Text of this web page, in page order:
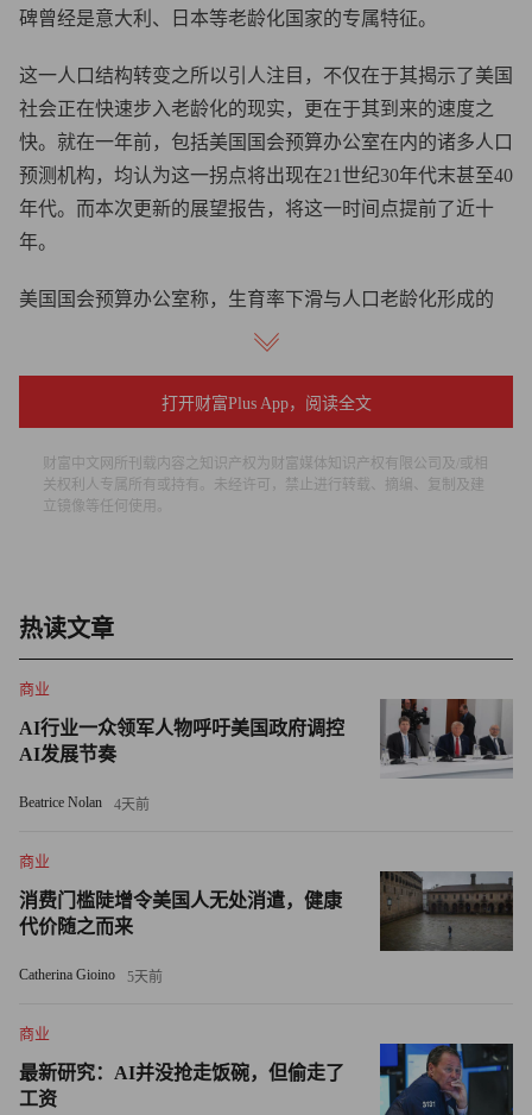
碑曾经是意大利、日本等老龄化国家的专属特征。
这一人口结构转变之所以引人注目，不仅在于其揭示了美国
社会正在快速步入老龄化的现实，更在于其到来的速度之
快。就在一年前，包括美国国会预算办公室在内的诸多人口
预测机构，均认为这一拐点将出现在21世纪30年代末甚至40
年代。而本次更新的展望报告，将这一时间点提前了近十
年。
美国国会预算办公室称，生育率下滑与人口老龄化形成的
“双重挤压”，叠加近期移民政策调整，导致这一拐点加速到
期，目前预计每名育龄女性平均生育1.53个子女，远低于维
持人口稳定的“更替水平”（2.1）。与此同时，庞大的“婴儿
潮一代”（Baby Boomer）正在步入死亡率攀升的年龄段，导
致年度死亡人数持续攀升。
该法案增加了对美国移民和海关执法局（ICE）执法人员及
移民法官的资金投入，旨在加快移民案件的审理进度。其结
果是，到2029年，美国日均移民拘留人数将维持在5万人上
下。该办公室测算，受到该法案影响，到2035年，美国人口
规模将较此前预测值减少约32万人。
新预测显示，未来三十年间，美国人口增长将持续放缓，并
国人口年均增长率始终维持在1%左右，而人口零增长的到
来，将彻底打破这一历史常态。
这一人口结构转变引发的经济后果不容小觑。退休人口激
口规模却在持续萎缩。65岁及以上群体正成为美国增长最快
的人口群体，使“老年抚养比”急剧攀升。1960年，每5名劳
动人口供养1名退休人员。如今，这一比例已经降至3:1。美
打开财富Plus App，阅读全文
财富中文网所刊载内容之知识产权为财富媒体知识产权有限公司及/或相
关权利人专属所有或持有。未经许可，禁止进行转载、摘编、复制及建
立镜像等任何使用。
热读文章
商业
AI行业一众领军人物呼吁美国政府调控
AI发展节奏
Beatrice Nolan 4天前
商业
消费门槛陡增令美国人无处消遣，健康
代价随之而来
Catherina Gioino 5天前
商业
最新研究：AI并没抢走饭碗，但偷走了
工资